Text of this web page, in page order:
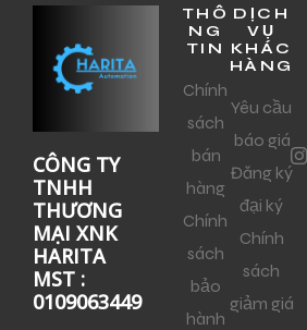
CÔNG TY
TNHH
THƯƠNG
MẠI XNK
HARITA
MST :
0109063449
THÔ
NG
TIN
Chính
sách
bán
hàng
Chính
sách
bảo
hành
DỊCH
VỤ
KHÁC
HÀNG
Yêu cầu
báo giá
Đăng ký
đại ký
Chính
sách
giảm giá